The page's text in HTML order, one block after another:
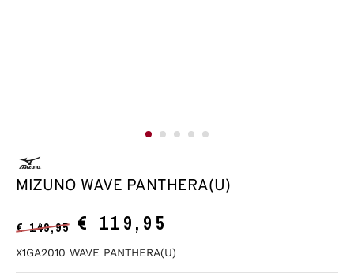
MIZUNO WAVE PANTHERA(U)
€ 119,95
€149,95
X1GA2010 WAVE PANTHERA(U)